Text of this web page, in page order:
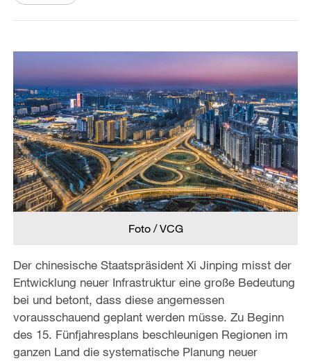
Foto / VCG
Der chinesische Staatspräsident Xi Jinping misst der
Entwicklung neuer Infrastruktur eine große Bedeutung
bei und betont, dass diese angemessen
vorausschauend geplant werden müsse. Zu Beginn
des 15. Fünfjahresplans beschleunigen Regionen im
ganzen Land die systematische Planung neuer